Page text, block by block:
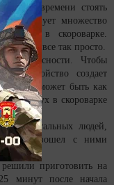
нет времени стоять
множество
пищи в скороварке.
не все так просто.
опасности. Чтобы
устройство создает
может быть как
воздух в скороварке
остальных людей,
произошел с ними
приготовить на
минут после начала